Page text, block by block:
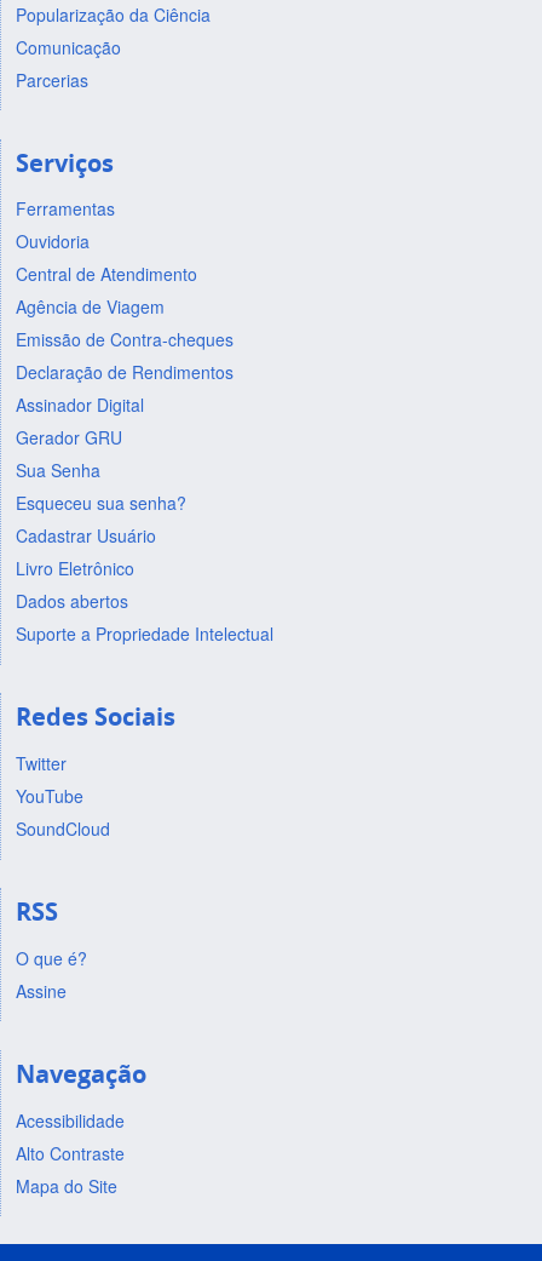
Popularização da Ciência
Comunicação
Parcerias
Serviços
Ferramentas
Ouvidoria
Central de Atendimento
Agência de Viagem
Emissão de Contra-cheques
Declaração de Rendimentos
Assinador Digital
Gerador GRU
Sua Senha
Esqueceu sua senha?
Cadastrar Usuário
Livro Eletrônico
Dados abertos
Suporte a Propriedade Intelectual
Redes Sociais
Twitter
YouTube
SoundCloud
RSS
O que é?
Assine
Navegação
Acessibilidade
Alto Contraste
Mapa do Site